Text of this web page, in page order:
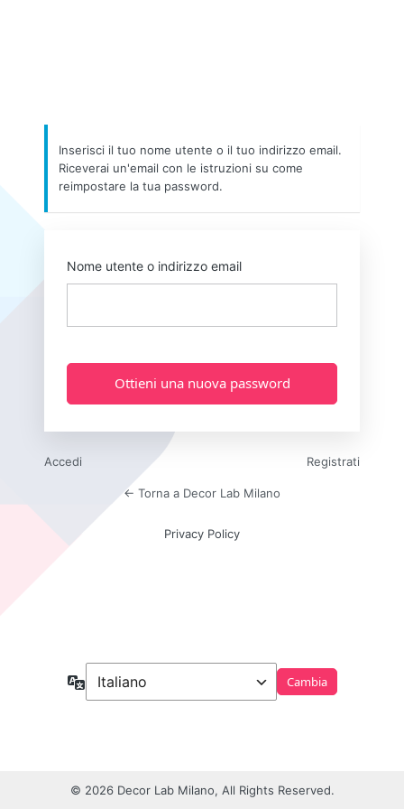
Inserisci il tuo nome utente o il tuo indirizzo email.
Riceverai un'email con le istruzioni su come
reimpostare la tua password.
Nome utente o indirizzo email
Accedi Registrati
← Torna a Decor Lab Milano
Privacy Policy
Lingua
© 2026 Decor Lab Milano, All Rights Reserved.